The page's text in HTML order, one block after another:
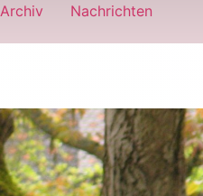
Archiv Nachrichten